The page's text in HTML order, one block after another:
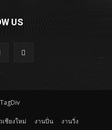
US
เชียงใหม่ งานปั่น
งานวิ่ง